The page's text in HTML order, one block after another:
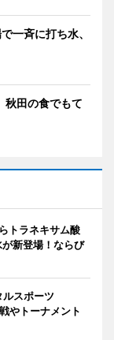
一斉に打ち水、
田の食でもて
トラネキサム酸
新登場！ならび
ルスポーツ
やトーナメント